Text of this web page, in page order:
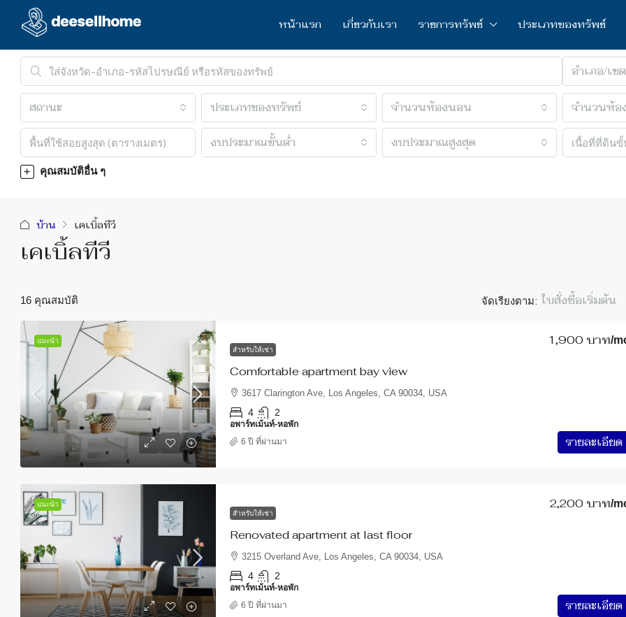
หน้าแรก เกี่ยวกับเรา รายการทรัพย์ ประเภทของทรัพย์
อำเภอ/เข
สถานะ ประเภทของทรัพย์ จำนวนห้องนอน จำนวนห้อ
งบประมาณขั้นต่ำ งบประมาณสูงสุด
คุณสมบัติอื่น ๆ
บ้าน เคเบิ้ลทีวี
เคเบิ้ลทีวี
16 คุณสมบัติ จัดเรียงตาม: ใบสั่งซื้อเริ่มต้น
แนะนำ
สำหรับให้เช่า
Comfortable apartment bay view
1,900 บาท/
3617 Clarington Ave, Los Angeles, CA 90034, USA
4 2
อพาร์ทเม้นท์-หอพัก
รายละเอียด
6 ปี ที่ผ่านมา
แนะนำ
สำหรับให้เช่า
Renovated apartment at last floor
2,200 บาท/
3215 Overland Ave, Los Angeles, CA 90034, USA
4 2
อพาร์ทเม้นท์-หอพัก
รายละเอียด
6 ปี ที่ผ่านมา